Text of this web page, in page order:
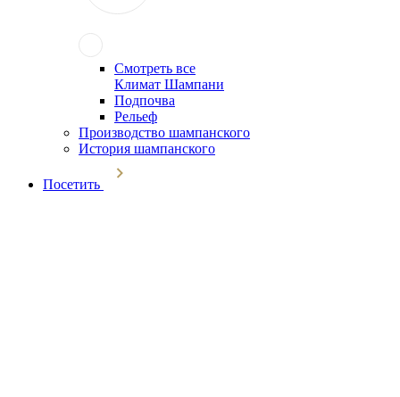
Смотреть все
Климат Шампани
Подпочва
Рельеф
Производство шампанского
История шампанского
Посетить